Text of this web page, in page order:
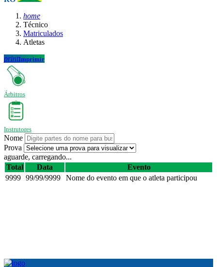
home
Técnico
Matriculados
Atletas
printImprimir
Árbitros
Instrutores
Nome
Prova
aguarde, carregando...
Total
Data
Evento
9999 99/99/9999 Nome do evento em que o atleta participou